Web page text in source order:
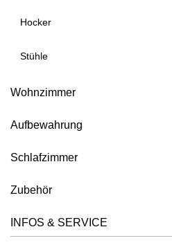
TISCH CUBUS 3 B10X10
TISCH DUCK
TISCH DUCK OVAL
TISCH FORTE 3 B7X7
Hocker
Stühle
Wohnzimmer
Aufbewahrung
Schlafzimmer
Zubehör
INFOS & SERVICE